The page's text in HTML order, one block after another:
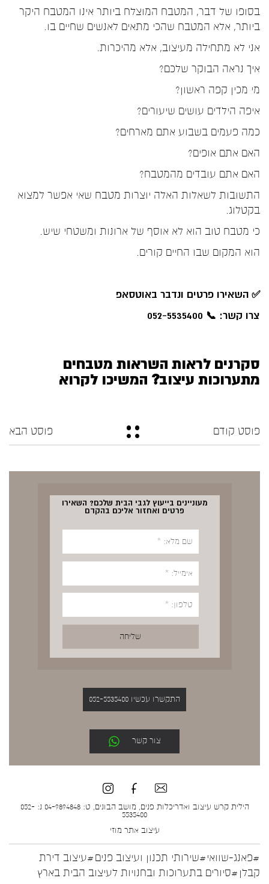
בסופו של דבר, המטבח המוצלח ביותר אינו המטבח היקר
ביותר, אלא המטבח שהכי מתאים לאנשים שחיים בו.
אני לא מתחילה מעיצוב, אלא מהיכרות.
איך נראה הבוקר שלכם?
מי מכין קפה ראשון?
איפה הילדים עושים שיעורים?
כמה פעמים בשבוע אתם מארחים?
האם אתם אופים?
האם אתם עובדים מהמטבח?
התשובות לשאלות האלה יוצרות מטבח שאי אפשר למצוא
בקטלוג.
כי מטבח טוב הוא לא אוסף של ארונות ומשטחי שיש.
הוא המקום שבו החיים קורים.
✅ השאירו פרטים ונדבר באוטסאפ
צרו קשר: 📞 052-5535400
סקרנים לראות השראות מטבחים
מתערוכות עיצוב? המשיכו לקרוא
פוסט קודם פוסט הבא
מעוניינים בייעוץ לגבי הבית שלכם? השאירו
פרטים ואחזור אליכם בהקדם
התקשרו עכשיו 052-5535400
צור קשר
הילית קרש עיצוב ואדריכלות פנים, מושב הבונים, ט: 04-9894848 נ: 052-
5535400
עיצוב אתר מוזי
#פאנג-שוואי#שירותי תכנון ועיצוב פנים#עיצוב דירת
קבלן #סיורים בתערוכות ובחנויות לעיצוב הבית בארץ